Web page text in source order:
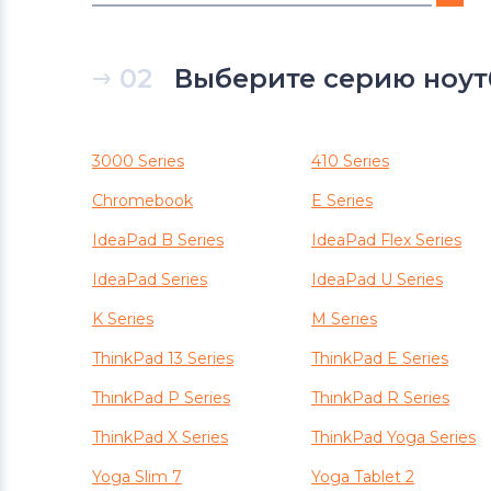
DNS
Блоки питания для ноутбуков
Блоки питания для ноутбуков
Блоки питания для ноутбуков
Блоки питания для ноутбуков
02 Выберите серию
3000 Series 410 Series
Chromebook
E Series
IdeaPad B Series
IdeaPad Flex Series
IdeaPad Series
IdeaPad U Series
K Series
M Series
ThinkPad 13 Series
ThinkPad E Series
ThinkPad P Series
ThinkPad R Series
ThinkPad X Series
ThinkPad Yoga Series
Yoga Slim 7
Yoga Tablet 2